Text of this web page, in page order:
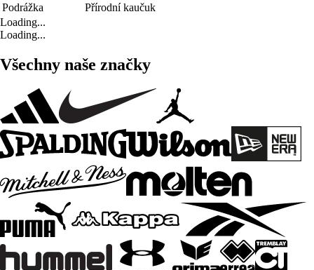
Podrážka
Přírodní kaučuk
Loading...
Loading...
Všechny naše značky